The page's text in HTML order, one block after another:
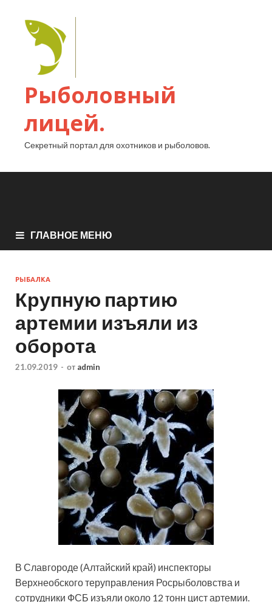
Рыболовный
лицей.
Секретный портал для охотников и рыболовов.
ГЛАВНОЕ МЕНЮ
РЫБАЛКА
Крупную партию
артемии изъяли из
оборота
21.09.2019 - от admin
В Славгороде (Алтайский край) инспекторы
Верхнеобского теруправления Росрыболовства и
сотрудники ФСБ изъяли около 12 тонн цист артемии.